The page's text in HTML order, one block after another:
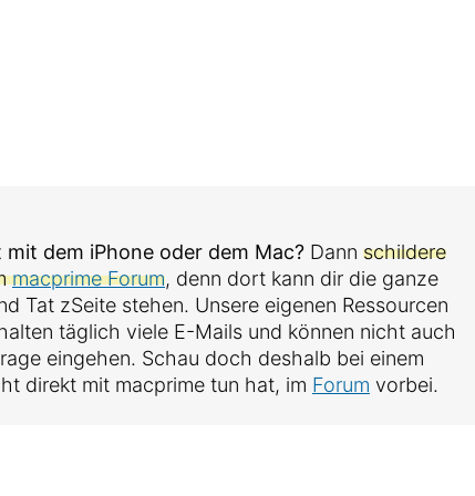
dem iPhone oder dem Mac?Dann schildere
macprime Forum, denn dort kann dir die ganze
Tat zSeite stehen. Unsere eigenen Ressourcen
täglich viele E-Mails und können nicht auch
eingehen. Schau doch deshalb bei einem
direkt mit macprime tun hat, im Forum vorbei.